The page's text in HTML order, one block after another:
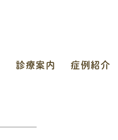
診療案内 症例紹介